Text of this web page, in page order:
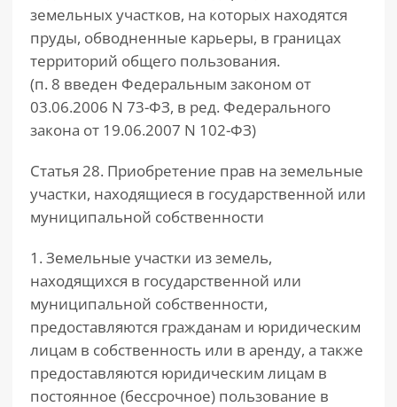
земельных участков, на которых находятся
пруды, обводненные карьеры, в границах
территорий общего пользования.
(п. 8 введен Федеральным законом от
03.06.2006 N 73-ФЗ, в ред. Федерального
закона от 19.06.2007 N 102-ФЗ)
Статья 28. Приобретение прав на земельные
участки, находящиеся в государственной или
муниципальной собственности
1. Земельные участки из земель,
находящихся в государственной или
муниципальной собственности,
предоставляются гражданам и юридическим
лицам в собственность или в аренду, а также
предоставляются юридическим лицам в
постоянное (бессрочное) пользование в